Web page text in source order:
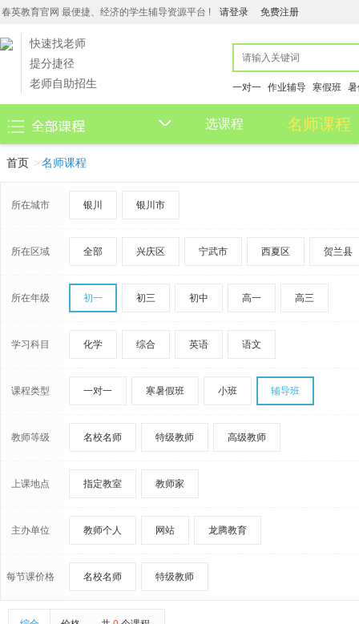
春英教育官网 最便捷、经济的学生辅导资源平台 ! 请登录 免费注册
快速找老师
提分捷径
老师自助招生
一对一 作业辅导 寒假班
◇ 选课程 名师课程
首页 名师课程
所在城市 银川 银川市
所在区域 全部 兴庆区 宁武市 西夏区 贺兰县
所在年级 初一 初三 初中 高一 高三
学习科目 化学 综合 英语 语文
课程类型 一对一 寒暑假班 小班 辅导班
教师等级 名校名师 特级教师 高级教师
上课地点 指定教室 教师家
主办单位 教师个人 网站 龙腾教育
每节课价格 名校名师 特级教师